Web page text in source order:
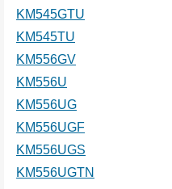
KM545GTU
KM545TU
KM556GV
KM556U
KM556UG
KM556UGF
KM556UGS
KM556UGTN